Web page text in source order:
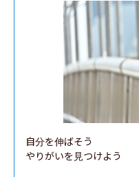
自分を伸ばそう
やりがいを見つけよう